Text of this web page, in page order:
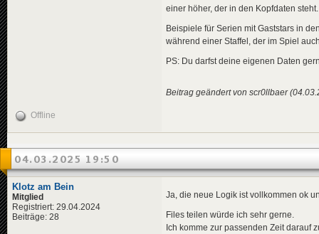
einer höher, der in den Kopfdaten steht.
Beispiele für Serien mit Gaststars in
während einer Staffel, der im Spiel
PS: Du darfst deine eigenen Daten
Beitrag geändert von scr0llbaer
Offline
04.03.2025 19:50
Klotz am Bein
Mitglied
Registriert: 29.04.2024
Beiträge: 28
Ja, die neue Logik ist vollkommen ok
Files teilen würde ich sehr gerne.
Ich komme zur passenden Zeit darauf